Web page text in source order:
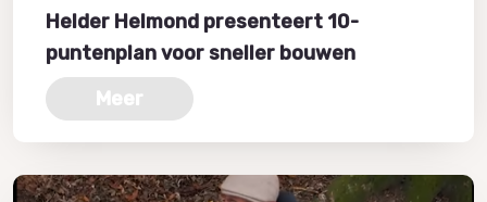
Helder Helmond presenteert 10-
puntenplan voor sneller bouwen
Meer